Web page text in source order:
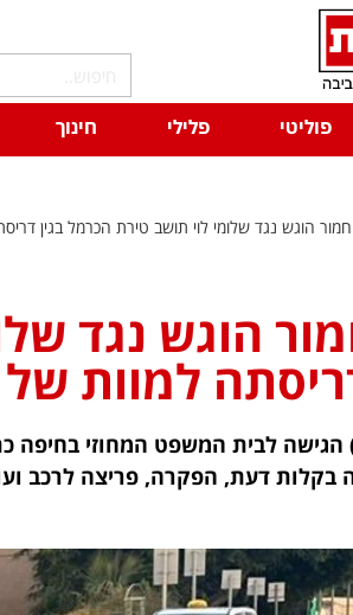
פוליטי פלילי חינוך
הוגש נגד שלומי לוי תושב טירת הכרמל בגין
הוגש נגד
למוות
בקלות דעת, הפקרה, פריצה לרכב